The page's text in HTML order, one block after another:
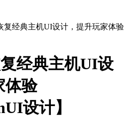
复经典主机UI设计，提升玩家体验
经典主机UI设
体验
设计】